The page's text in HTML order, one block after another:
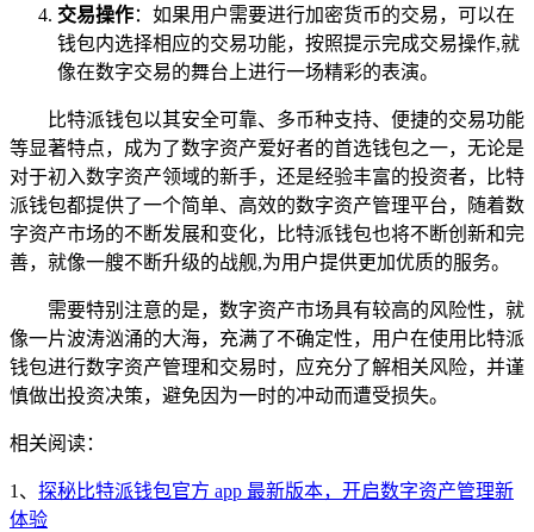
交易操作：如果用户需要进行加密货币的交易，可以在
钱包内选择相应的交易功能，按照提示完成交易操作,就
像在数字交易的舞台上进行一场精彩的表演。
比特派钱包以其安全可靠、多币种支持、便捷的交易功能
等显著特点，成为了数字资产爱好者的首选钱包之一，无论是
对于初入数字资产领域的新手，还是经验丰富的投资者，比特
派钱包都提供了一个简单、高效的数字资产管理平台，随着数
字资产市场的不断发展和变化，比特派钱包也将不断创新和完
善，就像一艘不断升级的战舰,为用户提供更加优质的服务。
需要特别注意的是，数字资产市场具有较高的风险性，就
像一片波涛汹涌的大海，充满了不确定性，用户在使用比特派
钱包进行数字资产管理和交易时，应充分了解相关风险，并谨
慎做出投资决策，避免因为一时的冲动而遭受损失。
相关阅读：
1、 探秘比特派钱包官方 app 最新版本，开启数字资产管理新
体验